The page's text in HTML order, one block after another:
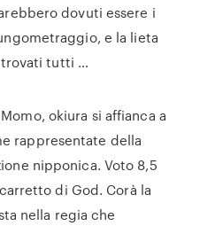
dovuti essere i
e la lieta
tutti …
okiura si affianca a
rappresentate della
nipponica. Voto 8,5
di God. Corà la
nella regia che